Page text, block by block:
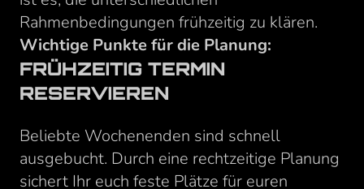
Rahmenbedingungen frühzeitig zu klären.
Wichtige Punkte für die Planung:
FRÜHZEITIG TERMIN
RESERVIEREN
Beliebte Wochenenden sind schnell
ausgebucht. Durch eine rechtzeitige Planung
sichert Ihr euch feste Plätze für euren